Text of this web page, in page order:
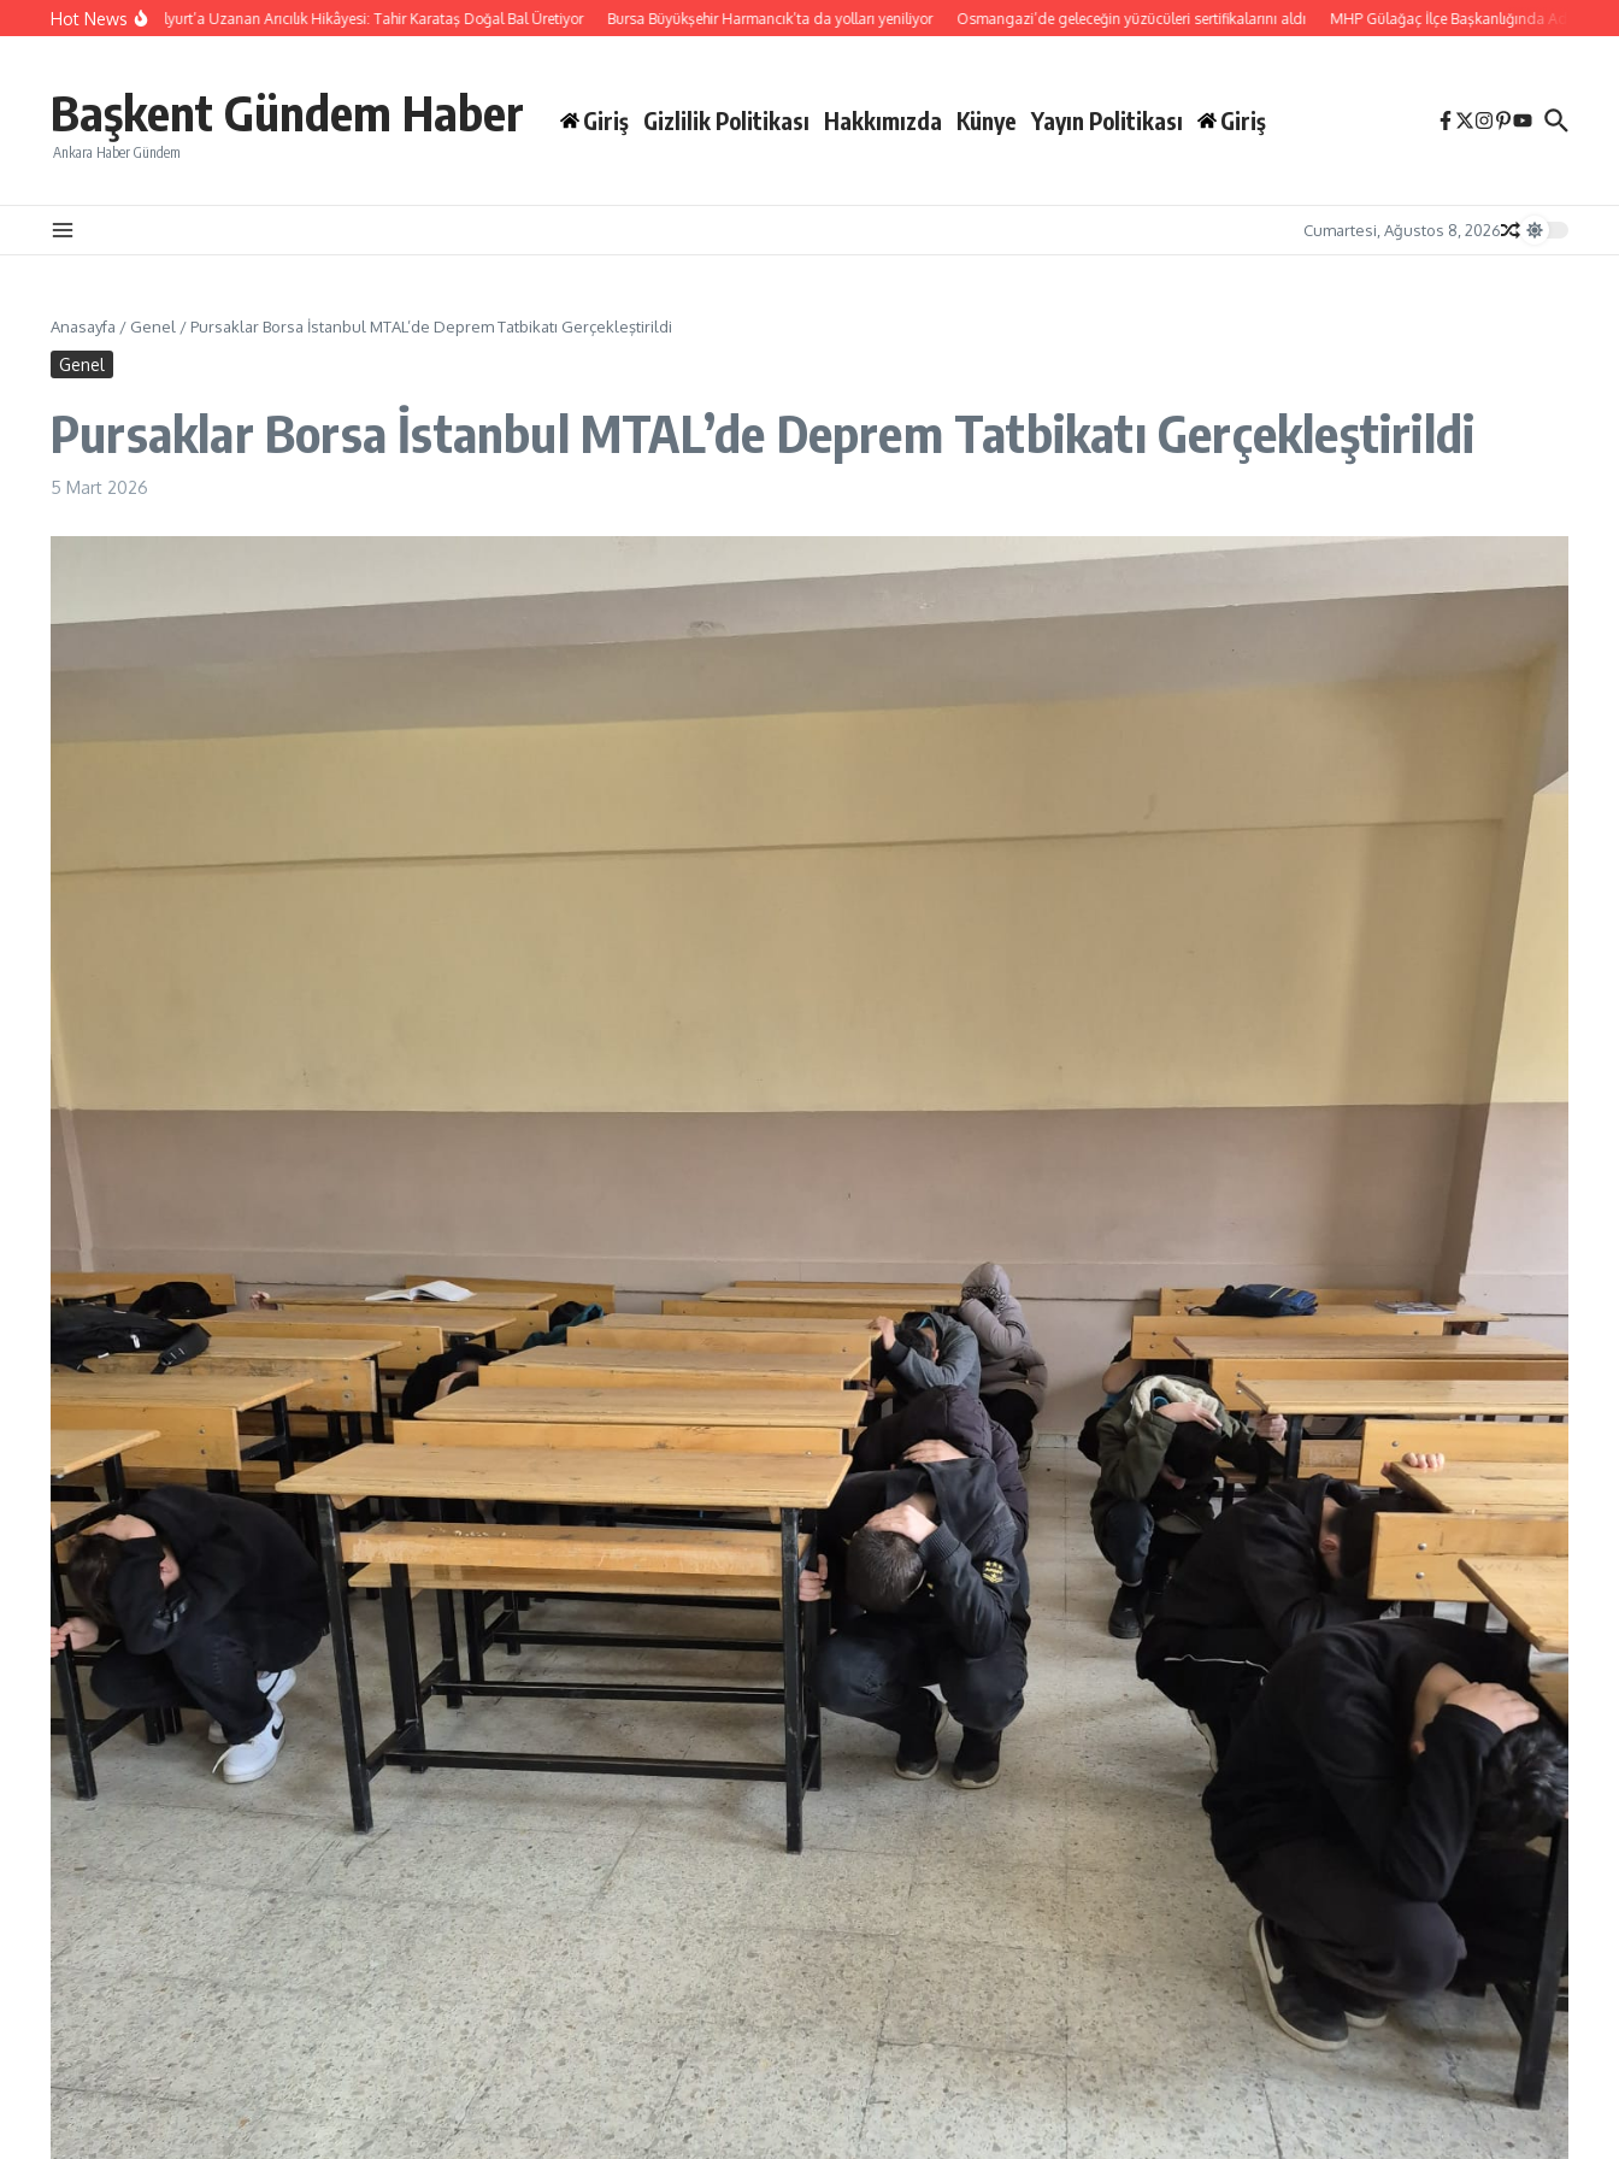
İçeriğe atlaHot News
Güzelyurt’a Uzanan Arıcılık Hikâyesi: Tahir Karataş Doğal Bal Üretiyor Bursa Büyükşehir Harmancık’ta da yolları yeniliyor Osmangazi’de geleceğin yüzücüleri sertifikalarını aldı MHP Gülağaç İlçe Başkanlığında Adnan Başbuğ Güven
Başkent Gündem Haber
Ankara Haber Gündem
Giriş Gizlilik Politikası Hakkımızda Künye Yayın Politikası Giriş
Cumartesi, Ağustos 8, 2026
Anasayfa / Genel / Pursaklar Borsa İstanbul MTAL’de Deprem Tatbikatı Gerçekleştirildi
Genel
Pursaklar Borsa İstanbul MTAL’de Deprem Tatbikatı Gerçekleştirildi
5 Mart 2026